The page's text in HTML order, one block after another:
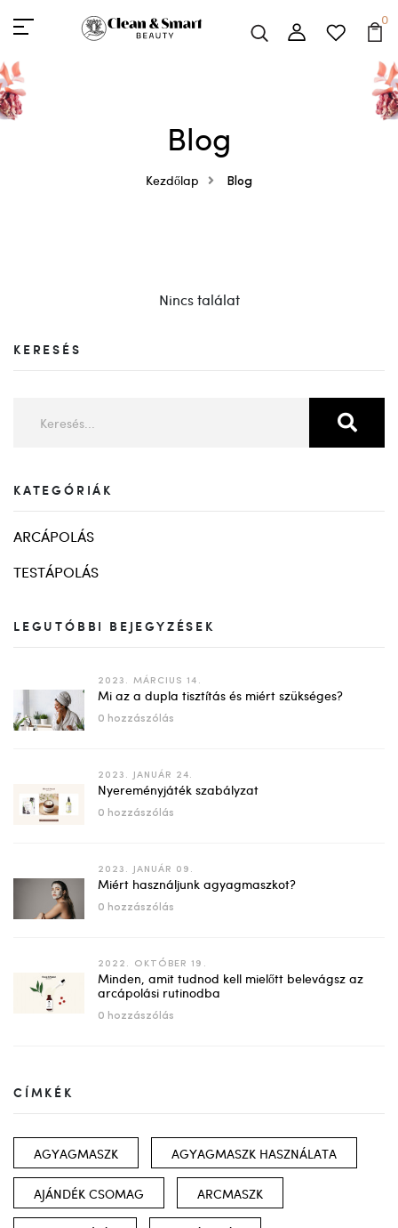
0
Blog
Kezdőlap Blog
KERESÉS
KATEGÓRIÁK
ARCÁPOLÁS
TESTÁPOLÁS
LEGUTÓBBI BEJEGYZÉSEK
2023. MÁRCIUS 14.
Mi az a dupla tisztítás és miért szükséges?
0 hozzászólás
2023. JANUÁR 24.
Nyereményjáték szabályzat
0 hozzászólás
2023. JANUÁR 09.
Miért használjunk agyagmaszkot?
0 hozzászólás
2022. OKTÓBER 19.
Minden, amit tudnod kell mielőtt belevágsz az
arcápolási rutinodba
0 hozzászólás
CÍMKÉK
AGYAGMASZK AGYAGMASZK HASZNÁLATA
AJÁNDÉK CSOMAG ARCMASZK
Nincs találat